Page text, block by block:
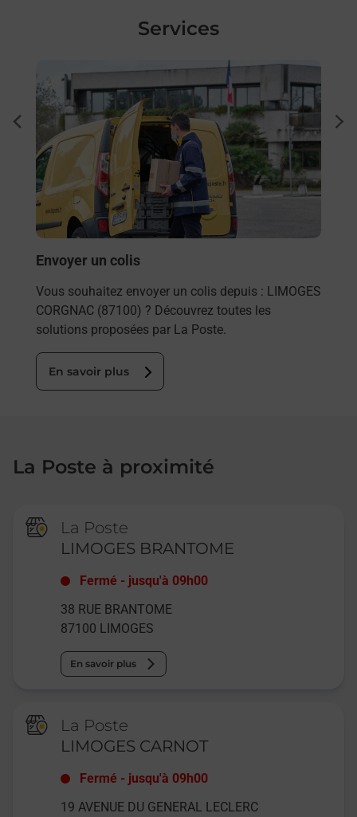
Services
En savoir plus
Envoyer un colis
Vous souhaitez envoyer un colis depuis : LIMOGES
CORGNAC (87100) ? Découvrez toutes les
solutions proposées par La Poste.
En savoir plus
La Poste à proximité
La Poste
LIMOGES BRANTOME
Fermé - jusqu'à 09h00
38 RUE BRANTOME
87100 LIMOGES
En savoir plus
La Poste
LIMOGES CARNOT
Fermé - jusqu'à 09h00
19 AVENUE DU GENERAL LECLERC